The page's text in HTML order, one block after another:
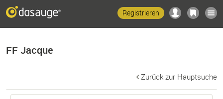
Registrieren
FF Jacque
Zurück zur Hauptsuche